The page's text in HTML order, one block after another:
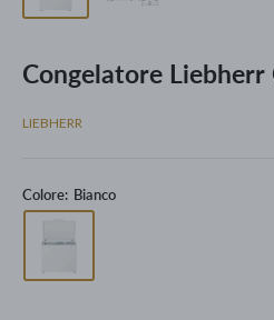
Congelatore Liebherr
LIEBHERR
Colore: Bianco